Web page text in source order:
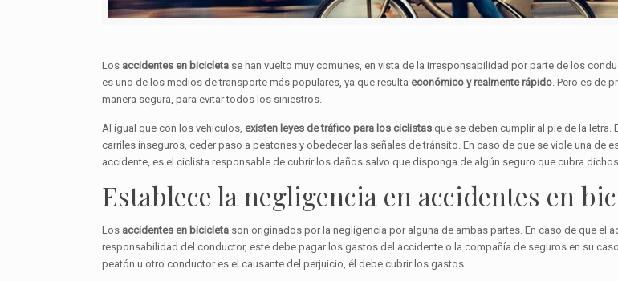
Los accidentes en bicicleta se han vuelto muy comunes, en vista de la irresponsabilidad por parte de los
es uno de los medios de transporte más populares, ya que resultaeconómico y realmente rápido . Pero es de
manera segura, para evitar todos los siniestros.
Al igual que con los vehículos,existen leyes de tráfico para los ciclistas que se deben cumplir al pie de la letra.
carriles inseguros, ceder paso a peatones y obedecer las señales de tránsito. En caso de que se viole una de
accidente, es el ciclista responsable de cubrir los daños salvo que disponga de algún seguro que cubra
Establece la negligencia en accidentes en
Los accidentes en bicicleta son originados por la negligencia por alguna de ambas partes. En caso de que el
responsabilidad del conductor, este debe pagar los gastos del accidente o la compañía de seguros en su
peatón u otro conductor es el causante del perjuicio, él debe cubrir los gastos.